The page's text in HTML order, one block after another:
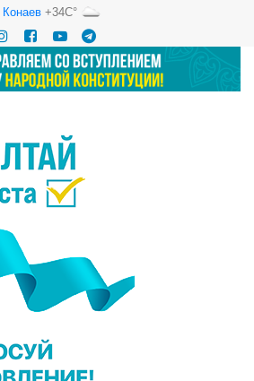
Конаев+34C°